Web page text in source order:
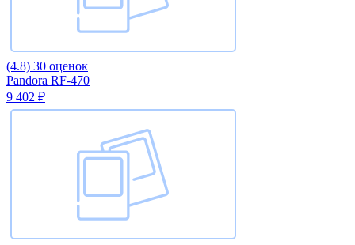
(4.8) 30 оценок
Pandora RF-470
9 402 ₽